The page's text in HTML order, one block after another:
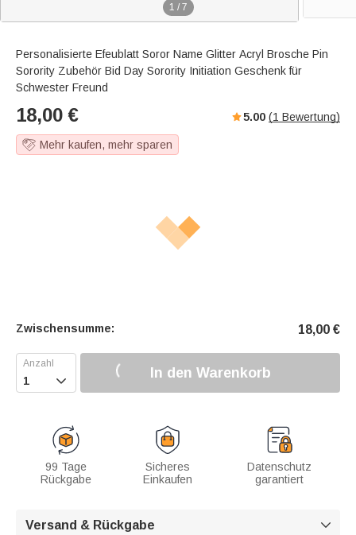
1 / 7
Personalisierte Efeublatt Soror Name Glitter Acryl Brosche Pin
Sorority Zubehör Bid Day Sorority Initiation Geschenk für
Schwester Freund
18,00 € 5.00 (1 Bewertung)
Mehr kaufen, mehr sparen
Zwischensumme: 18,00 €
 In den Warenkorb
99 Tage
Rückgabe
Sicheres
Einkaufen
Datenschutz
garantiert
Versand & Rückgabe 